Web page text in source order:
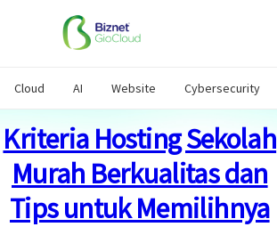
Cloud AI Website Cybersecurity
Kriteria Hosting Sekolah
Murah Berkualitas dan
Tips untuk Memilihnya